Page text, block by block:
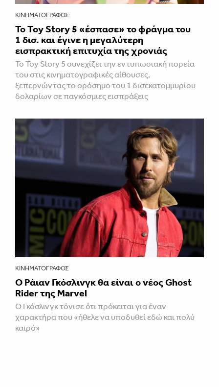
ΚΙΝΗΜΑΤΟΓΡΆΦΟΣ
Το Toy Story 5 «έσπασε» το φράγμα του
1 δισ. και έγινε η μεγαλύτερη
εισπρακτική επιτυχία της χρονιάς
Το Toy Story 5 συνεχίζει την εντυπωσιακή πορεία
του στις κινηματογραφικές αίθουσες,
ξεπερνώντας το ορόσημο του 1 δισεκατομμυρίου
δολαρίων σε παγκόσμιες εισπράξεις
ΚΙΝΗΜΑΤΟΓΡΆΦΟΣ
Ο Ράιαν Γκόσλινγκ θα είναι ο νέος Ghost
Rider της Marvel
Ο Γκόσλινγκ τόνισε ότι πρόκειται για έναν
χαρακτήρα που «ήθελε να υποδυθεί εδώ και πολύ
καιρό»